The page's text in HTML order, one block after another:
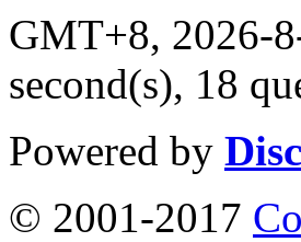
GMT+8, 2026-
second(s), 18
Powered by
© 2001-2017